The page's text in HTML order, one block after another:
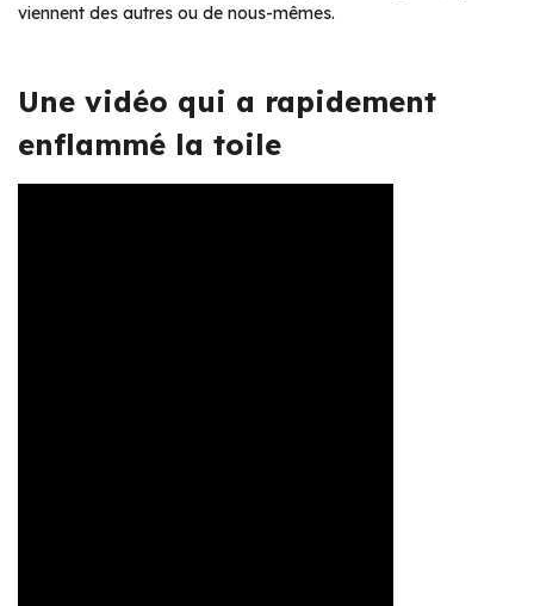
viennent des autres ou de nous-mêmes.
Une vidéo qui a rapidement
enflammé la toile